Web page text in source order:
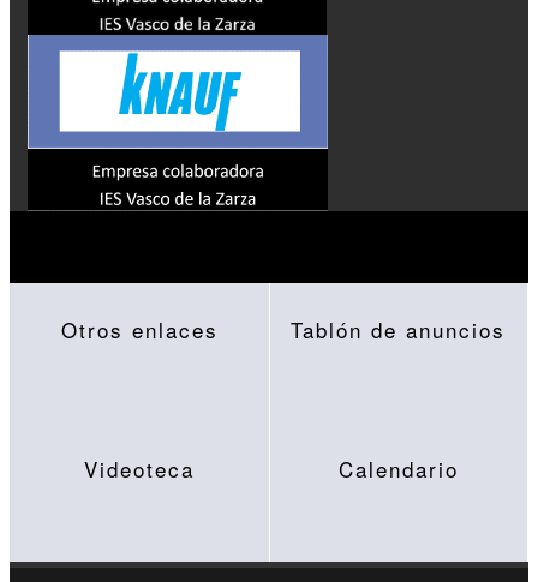
Otros enlaces Tablón de anuncios
Videoteca Calendario